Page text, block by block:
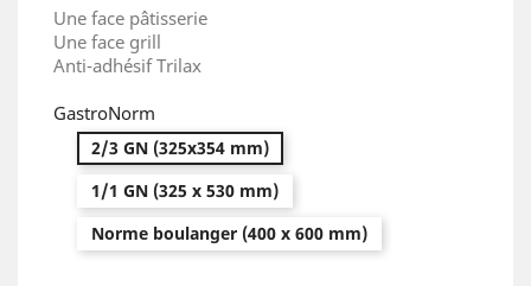
Une face pâtisserie
Une face grill
Anti-adhésif Trilax
GastroNorm
2/3 GN (325x354 mm)
1/1 GN (325 x 530 mm)
Norme boulanger (400 x 600 mm)